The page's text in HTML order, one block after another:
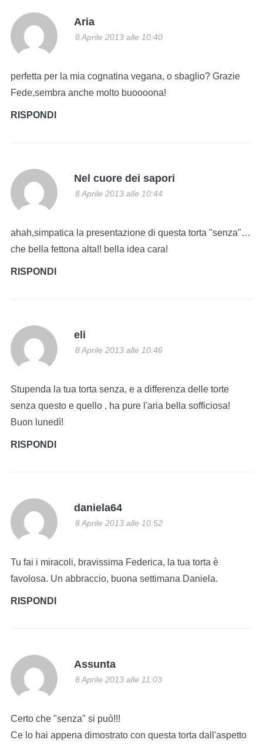
Aria
8 Aprile 2013 alle 10:40
perfetta per la mia cognatina vegana, o sbaglio? Grazie
Fede,sembra anche molto buoooona!
RISPONDI
Nel cuore dei sapori
8 Aprile 2013 alle 10:44
ahah,simpatica la presentazione di questa torta "senza"…
che bella fettona alta!! bella idea cara!
RISPONDI
eli
8 Aprile 2013 alle 10:46
Stupenda la tua torta senza, e a differenza delle torte
senza questo e quello , ha pure l'aria bella sofficiosa!
Buon lunedì!
RISPONDI
daniela64
8 Aprile 2013 alle 10:52
Tu fai i miracoli, bravissima Federica, la tua torta è
favolosa. Un abbraccio, buona settimana Daniela.
RISPONDI
Assunta
8 Aprile 2013 alle 11:03
Certo che "senza" si può!!!
Ce lo hai appena dimostrato con questa torta dall'aspetto